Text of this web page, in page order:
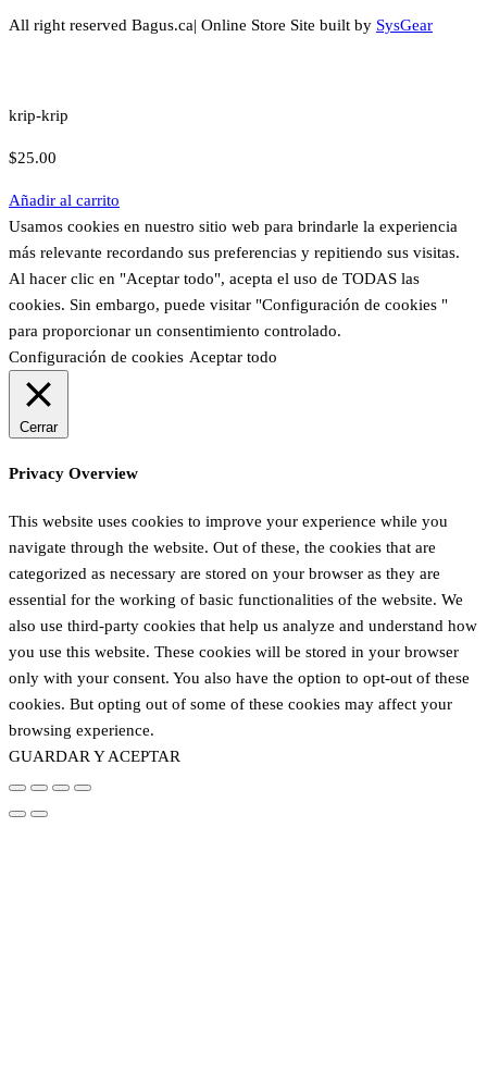
All right reserved Bagus.ca| Online Store Site built by SysGear
krip-krip
$25.00
Añadir al carrito
Usamos cookies en nuestro sitio web para brindarle la experiencia
más relevante recordando sus preferencias y repitiendo sus visitas.
Al hacer clic en "Aceptar todo", acepta el uso de TODAS las
cookies. Sin embargo, puede visitar "Configuración de cookies "
para proporcionar un consentimiento controlado.
Configuración de cookies Aceptar todo
Cerrar
Privacy Overview
This website uses cookies to improve your experience while you
navigate through the website. Out of these, the cookies that are
categorized as necessary are stored on your browser as they are
essential for the working of basic functionalities of the website. We
also use third-party cookies that help us analyze and understand how
you use this website. These cookies will be stored in your browser
only with your consent. You also have the option to opt-out of these
cookies. But opting out of some of these cookies may affect your
browsing experience.
GUARDAR Y ACEPTAR